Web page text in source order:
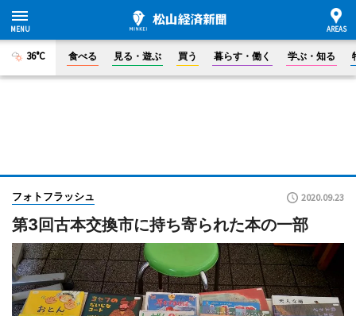
36°C 食べる 見る・遊ぶ 買う 暮らす・働く 学ぶ・知る
フォトフラッシュ 2020.09.23
第3回古本交換市に持ち寄られた本の一部